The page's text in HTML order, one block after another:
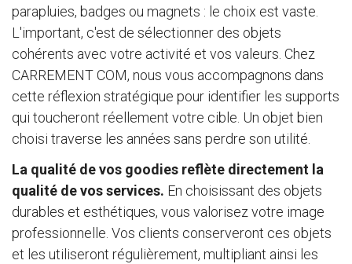
parapluies, badges ou magnets : le choix est vaste.
L'important, c'est de sélectionner des objets
cohérents avec votre activité et vos valeurs. Chez
CARREMENT COM, nous vous accompagnons dans
cette réflexion stratégique pour identifier les supports
qui toucheront réellement votre cible. Un objet bien
choisi traverse les années sans perdre son utilité.
La qualité de vos goodies reflète directement la
qualité de vos services. En choisissant des objets
durables et esthétiques, vous valorisez votre image
professionnelle. Vos clients conserveront ces objets
et les utiliseront régulièrement, multipliant ainsi les